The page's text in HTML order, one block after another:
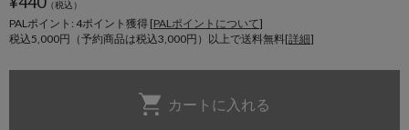
（税込）
PALポイント: 4ポイント獲得 [PALポイントについて]
税込5,000円（予約商品は税込3,000円）以上で送料無料[詳細]